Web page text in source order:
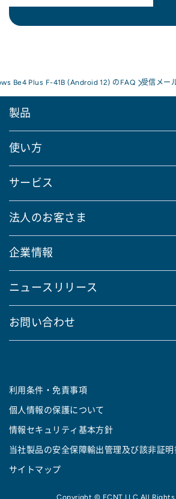
Be4 Plus F-41B (Android 12) のFAQ 受信メー
製品
使い方
サービス
法人のお客さま
企業情報
ニュースリリース
お問い合わせ
利用条件・免責事項
個人情報の保護について
情報セキュリティ基本方針
当社製品の安全保障輸出管理及び該非証
サイトマップ
Copyright © FCNT LLC All Rights